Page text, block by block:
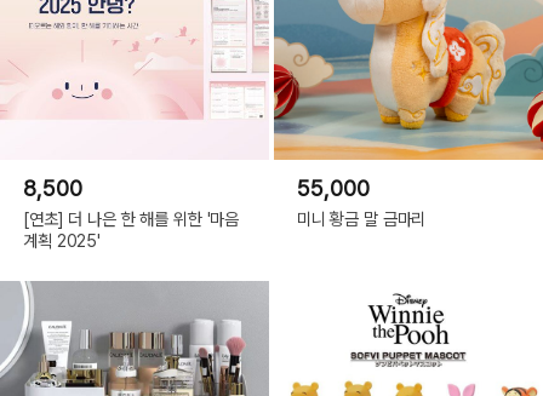
8,500
[연초] 더 나은 한 해를 위한 '마음
계획 2025'
55,000
미니 황금 말 금마리